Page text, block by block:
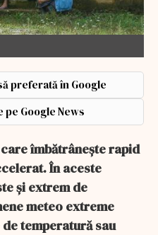
preferată în Google
Google News
îmbătrânește rapid
În aceste
și extrem de
meteo extreme
temperatură sau